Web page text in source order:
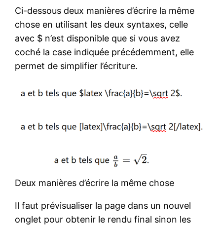
Ci-dessous deux manières d’écrire la même
chose en utilisant les deux syntaxes, celle
avec $ n’est disponible que si vous avez
coché la case indiquée précédemment, elle
permet de simplifier l’écriture.
Deux manières d’écrire la même chose
Il faut prévisualiser la page dans un nouvel
onglet pour obtenir le rendu final sinon les